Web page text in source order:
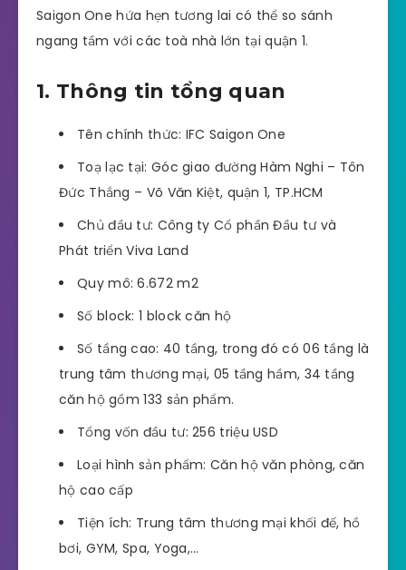
Saigon One hứa hẹn tương lai có thể so sánh
ngang tầm với các toà nhà lớn tại quận 1.
1. Thông tin tổng quan
Tên chính thức: IFC Saigon One
Toạ lạc tại: Góc giao đường Hàm Nghi – Tôn
Đức Thắng – Võ Văn Kiệt, quận 1, TP.HCM
Chủ đầu tư: Công ty Cổ phần Đầu tư và
Phát triển Viva Land
Quy mô: 6.672 m2
Số block: 1 block căn hộ
Số tầng cao: 40 tầng, trong đó có 06 tầng là
trung tâm thương mại, 05 tầng hầm, 34 tầng
căn hộ gồm 133 sản phẩm.
Tổng vốn đầu tư: 256 triệu USD
Loại hình sản phẩm: Căn hộ văn phòng, căn
hộ cao cấp
Tiện ích: Trung tâm thương mại khối đế, hồ
bơi, GYM, Spa, Yoga,…